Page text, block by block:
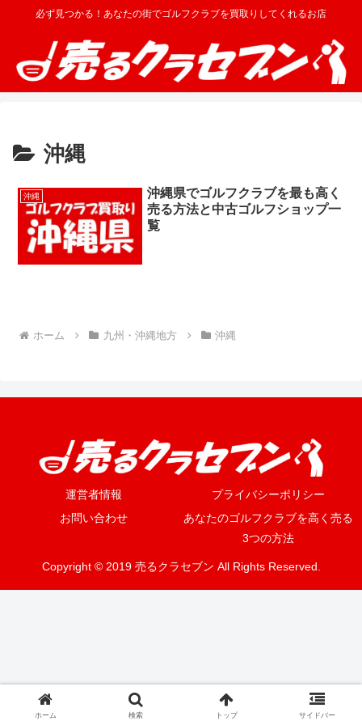
必ず見つかる！あなたの街でゴルフクラブを買取りしてくれるお店
沖縄
沖縄
沖縄県でゴルフクラブを最も高く
売る方法と中古ゴルフショップ一
覧
ホーム 九州・沖縄地方 沖縄
運営者情報
プライバシーポリシー
お問い合わせ
あなたのゴルフクラブを高く売る
3つの方法
Copyright © 2019 売るクラセブン All Rights Reserved.
ホーム 検索 トップ サイドバー